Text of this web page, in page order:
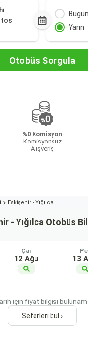
Bugün
Yarın
Otobüs Sorgula
%0 Komisyon
Komisyonsuz
Alışveriş
Eskişehir - Yığılca
- Yığılca Otobüs
Çar
12 Ağu 13
için fiyat bilgisi
Seferleri bul ›